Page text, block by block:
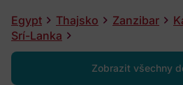
Egypt Thajsko Zanzibar
Srí-Lanka
Zobrazit všechny